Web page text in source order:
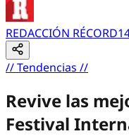
REDACCIÓN RÉCORD
//Tendencias //
Revive las
Festival